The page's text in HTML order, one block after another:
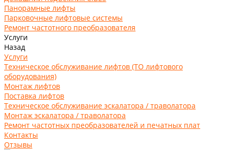
Панорамные лифты
Парковочные лифтовые системы
Ремонт частотного преобразователя
Услуги
Назад
Услуги
Техническое обслуживание лифтов (ТО лифтового
оборудования)
Монтаж лифтов
Поставка лифтов
Техническое обслуживание эскалатора / траволатора
Монтаж эскалатора / траволатора
Ремонт частотных преобразователей и печатных плат
Контакты
Отзывы